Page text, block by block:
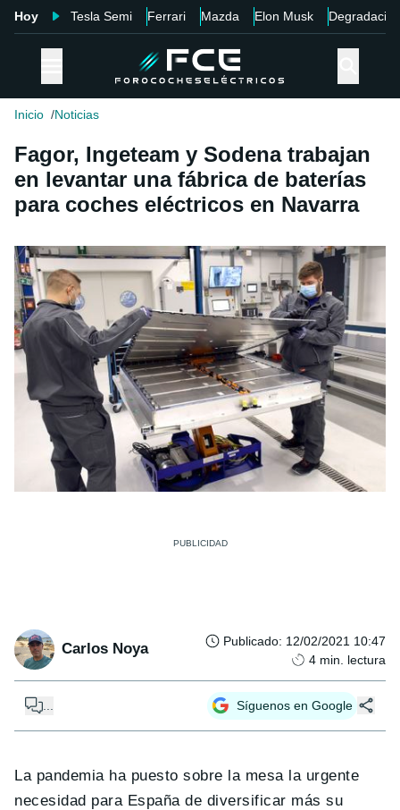
Hoy Tesla Semi Ferrari Mazda Elon Musk Degradación
Inicio Noticias
Fagor, Ingeteam y Sodena trabajan
en levantar una fábrica de baterías
para coches eléctricos en Navarra
Carlos Noya Publicado: 12/02/2021 10:47
4 min. lectura
Síguenos en Google
La pandemia ha puesto sobre la mesa la urgente
necesidad para España de diversificar más su